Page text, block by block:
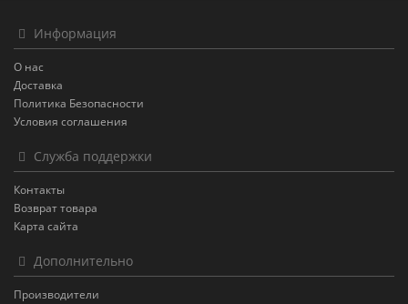
Информация
О нас
Доставка
Политика Безопасности
Условия соглашения
Служба поддержки
Контакты
Возврат товара
Карта сайта
Дополнительно
Производители